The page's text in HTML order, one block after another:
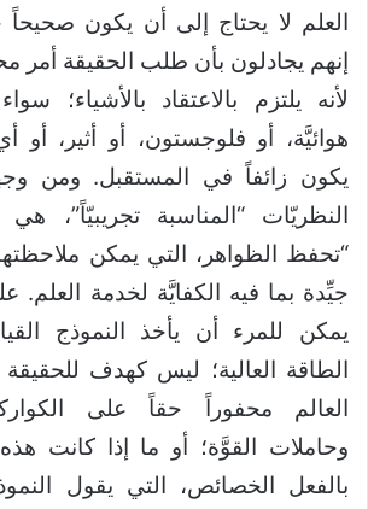
العلم لا يحتاج إلى أن يكون
إنهم يجادلون بأن طلب الحقيقة أمر
لأنه يلتزم بالاعتقاد بالأشياء؛
هوائيَّة، أو فلوجستون، أو أثير،
يكون زائفاً في المستقبل. ومن
النظريّات “المناسبة تجريبيّاً”، هي
“تحفظ الظواهر، التي يمكن
جيِّدة بما فيه الكفايَّة لخدمة العلم.
يمكن للمرء أن يأخذ النموذج
الطاقة العالية؛ ليس كهدف
العالم محفوراً حقاً على
وحاملات القوَّة؛ أو ما إذا كانت
بالفعل الخصائص، التي يقول